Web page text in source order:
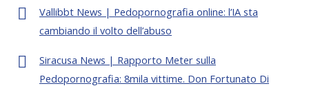
Vallibbt News | Pedopornografia online: l’IA sta
cambiando il volto dell’abuso
Siracusa News | Rapporto Meter sulla
Pedopornografia: 8mila vittime. Don Fortunato Di